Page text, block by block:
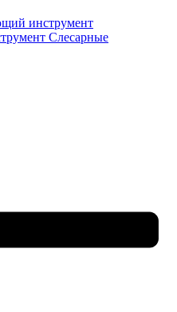
инструмент
Слесарные